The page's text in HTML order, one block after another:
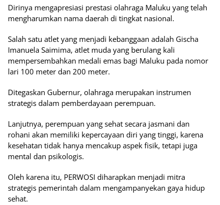
Dirinya mengapresiasi prestasi olahraga Maluku yang telah
mengharumkan nama daerah di tingkat nasional.
Salah satu atlet yang menjadi kebanggaan adalah Gischa
Imanuela Saimima, atlet muda yang berulang kali
mempersembahkan medali emas bagi Maluku pada nomor
lari 100 meter dan 200 meter.
Ditegaskan Gubernur, olahraga merupakan instrumen
strategis dalam pemberdayaan perempuan.
Lanjutnya, perempuan yang sehat secara jasmani dan
rohani akan memiliki kepercayaan diri yang tinggi, karena
kesehatan tidak hanya mencakup aspek fisik, tetapi juga
mental dan psikologis.
Oleh karena itu, PERWOSI diharapkan menjadi mitra
strategis pemerintah dalam mengampanyekan gaya hidup
sehat.